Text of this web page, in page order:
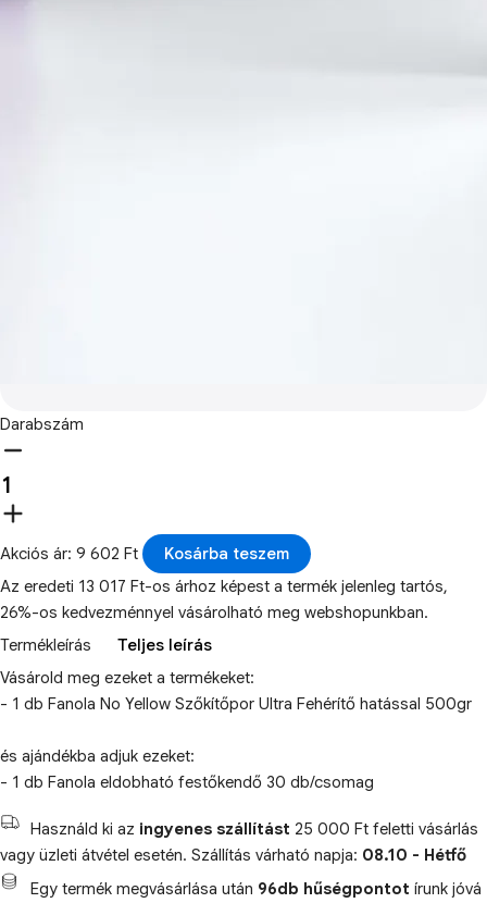
Darabszám
Akciós ár: 9 602 Ft
Kosárba teszem
Az eredeti 13 017 Ft-os árhoz képest a termék jelenleg tartós,
26%-os kedvezménnyel vásárolható meg webshopunkban.
Termékleírás
Teljes leírás
Vásárold meg ezeket a termékeket:
- 1 db Fanola No Yellow Szőkítőpor Ultra Fehérítő hatással 500gr
és ajándékba adjuk ezeket:
- 1 db Fanola eldobható festőkendő 30 db/csomag
Használd ki az ingyenes szállítást 25 000 Ft feletti vásárlás
vagy üzleti átvétel esetén. Szállítás várható napja: 08.10 - Hétfő
Egy termék megvásárlása után 96db hűségpontot írunk jóvá